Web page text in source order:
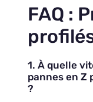
FAQ :
1. À quelle
pannes en Z
?